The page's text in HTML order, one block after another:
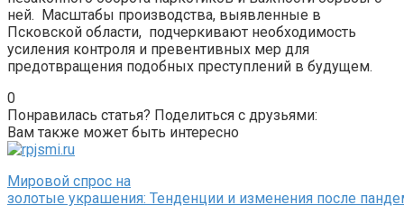
ней. Масштабы производства, выявленные в
Псковской области, подчеркивают необходимость
усиления контроля и превентивных мер для
предотвращения подобных преступлений в будущем.
0
Понравилась статья? Поделиться с друзьями:
Вам также может быть интересно
Мировой спрос на
золотые украшения: Тенденции и изменения после